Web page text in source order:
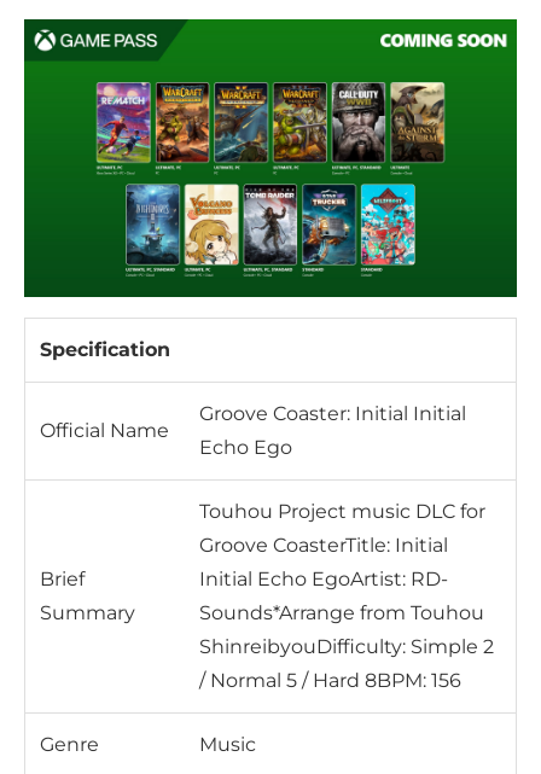
Specification
Official Name
Groove Coaster: Initial Initial
Echo Ego
Brief
Summary
Touhou Project music DLC for
Groove CoasterTitle: Initial
Initial Echo EgoArtist: RD-
Sounds*Arrange from Touhou
ShinreibyouDifficulty: Simple 2
/ Normal 5 / Hard 8BPM: 156
Genre Music